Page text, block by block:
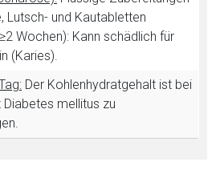
Lutsch- und Kautabletten
Wochen): Kann schädlich für
(Karies).
Der Kohlenhydratgehalt ist bei
mellitus zu